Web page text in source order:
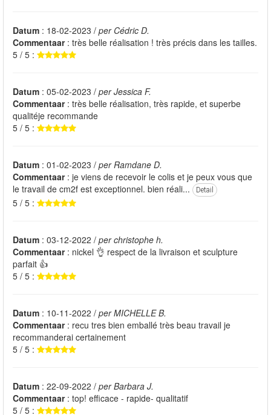
Datum : 18-02-2023 / per Cédric D.
Commentaar: très belle réalisation ! très précis dans les tailles.
5 / 5 :
Datum : 05-02-2023 / per Jessica F.
Commentaar: très belle réalisation, très rapide, et superbe
qualitéje recommande
5 / 5 :
Datum : 01-02-2023 / per Ramdane D.
Commentaar: je viens de recevoir le colis et je peux vous que
le travail de cm2f est exceptionnel. bien réali...
Detail
5 / 5 :
Datum : 03-12-2022 / per christophe h.
Commentaar: nickel 👌 respect de la livraison et sculpture
parfait 👍
5 / 5 :
Datum : 10-11-2022 / per MICHELLE B.
Commentaar: recu tres bien emballé très beau travail je
recommanderai certainement
5 / 5 :
Datum : 22-09-2022 / per Barbara J.
Commentaar: top! efficace - rapide- qualitatif
5 / 5 :